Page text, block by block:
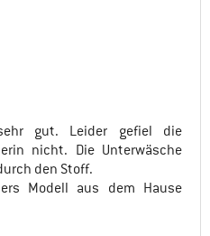
gut. Leider gefiel die
nicht. Die Unterwäsche
den Stoff.
Modell aus dem Hause